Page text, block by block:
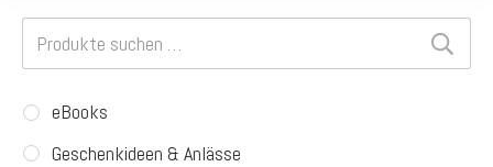
Suchen
nach:
eBooks
Geschenkideen & Anlässe